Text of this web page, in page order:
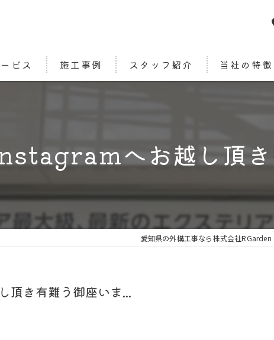
ビス 施工事例 スタッフ紹介 当社の特徴
エクステリア
デザイン
へお越し頂き
愛知県の外構工事なら株式会社RGarden
き有難う御座いま...